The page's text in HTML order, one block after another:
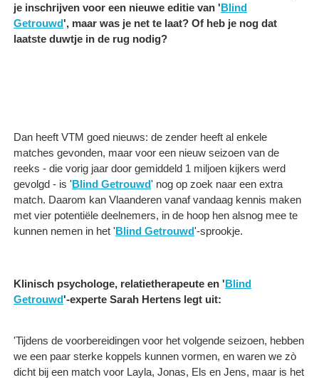
je inschrijven voor een nieuwe editie van 'Blind
Getrouwd', maar was je net te laat? Of heb je nog dat
laatste duwtje in de rug nodig?
Dan heeft VTM goed nieuws: de zender heeft al enkele
matches gevonden, maar voor een nieuw seizoen van de
reeks - die vorig jaar door gemiddeld 1 miljoen kijkers werd
gevolgd - is 'Blind Getrouwd' nog op zoek naar een extra
match. Daarom kan Vlaanderen vanaf vandaag kennis maken
met vier potentiële deelnemers, in de hoop hen alsnog mee te
kunnen nemen in het 'Blind Getrouwd'-sprookje.
Klinisch psychologe, relatietherapeute en 'Blind
Getrouwd'-experte Sarah Hertens legt uit:
'Tijdens de voorbereidingen voor het volgende seizoen, hebben
we een paar sterke koppels kunnen vormen, en waren we zò
dicht bij een match voor Layla, Jonas, Els en Jens, maar is het